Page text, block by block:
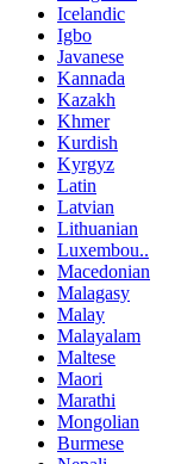
Icelandic
Igbo
Javanese
Kannada
Kazakh
Khmer
Kurdish
Kyrgyz
Latin
Latvian
Lithuanian
Luxembou..
Macedonian
Malagasy
Malay
Malayalam
Maltese
Maori
Marathi
Mongolian
Burmese